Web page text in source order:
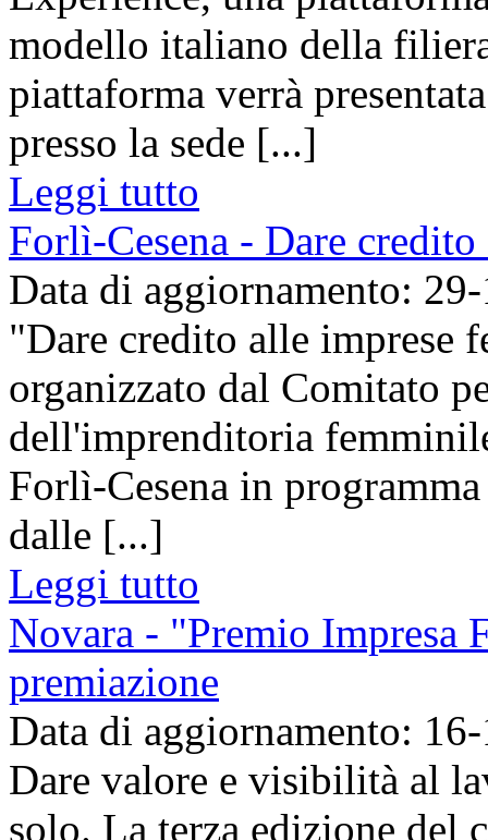
modello italiano della
piattaforma verrà
presso la sede [...]
Leggi tutto
Forlì-Cesena - Dare
Data di aggiornamento:
"Dare credito alle imprese
organizzato dal Comitato
dell'imprenditoria
Forlì-Cesena in
dalle [...]
Leggi tutto
Novara - "Premio Impresa
premiazione
Data di aggiornamento:
Dare valore e visibilità al
solo. La terza edizione del